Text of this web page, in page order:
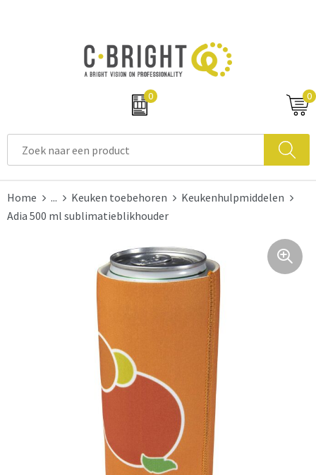
0 0
Home ... Keuken toebehoren
Keukenhulpmiddelen
Adia 500 ml sublimatieblikhouder